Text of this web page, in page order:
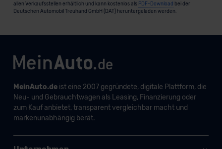
allen Verkaufsstellen erhältlich und kann kostenlos als PDF-Download bei der
Deutschen Automobil Treuhand GmbH (DAT) heruntergeladen werden.
MeinAuto.deist eine 2007 gegründete, digitale Plattform, die
Neu- und Gebrauchtwagen als Leasing, Finanzierung oder
zum Kauf anbietet, transparent vergleichbar macht und
markenunabhängig berät.